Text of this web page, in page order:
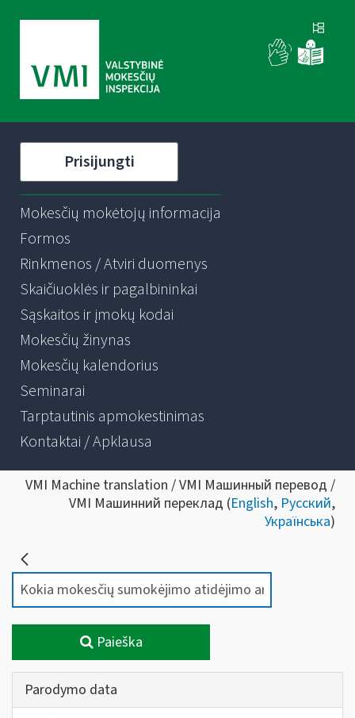
Prisijungti
Mokesčių mokėtojų informacija
Formos
Rinkmenos / Atviri duomenys
Skaičiuoklės ir pagalbininkai
Sąskaitos ir įmokų kodai
Mokesčių žinynas
Mokesčių kalendorius
Seminarai
Tarptautinis apmokestinimas
Kontaktai / Apklausa
VMI Machine translation / VMI Машинный перевод /
VMI Машинний переклад (English, Русский,
Українська)
Paieška
Parodymo data